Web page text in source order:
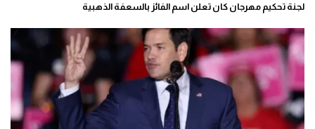
لجنة تحكيم مهرجان كان تعلن اسم الفائز بالسعفة الذهبية